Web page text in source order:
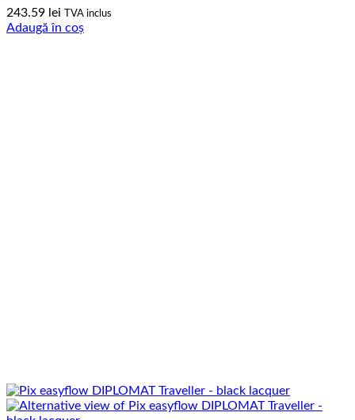
243.59 lei TVA inclus
Adaugă în coș